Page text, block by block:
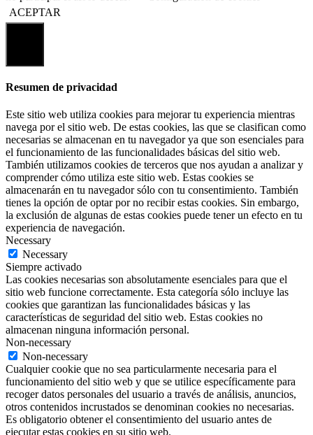
ACEPTAR
Resumen de privacidad
Este sitio web utiliza cookies para mejorar tu experiencia mientras
navega por el sitio web. De estas cookies, las que se clasifican como
necesarias se almacenan en tu navegador ya que son esenciales para
el funcionamiento de las funcionalidades básicas del sitio web.
También utilizamos cookies de terceros que nos ayudan a analizar y
comprender cómo utiliza este sitio web. Estas cookies se
almacenarán en tu navegador sólo con tu consentimiento. También
tienes la opción de optar por no recibir estas cookies. Sin embargo,
la exclusión de algunas de estas cookies puede tener un efecto en tu
experiencia de navegación.
Necessary
Necessary
Siempre activado
Las cookies necesarias son absolutamente esenciales para que el
sitio web funcione correctamente. Esta categoría sólo incluye las
cookies que garantizan las funcionalidades básicas y las
características de seguridad del sitio web. Estas cookies no
almacenan ninguna información personal.
Non-necessary
Non-necessary
Cualquier cookie que no sea particularmente necesaria para el
funcionamiento del sitio web y que se utilice específicamente para
recoger datos personales del usuario a través de análisis, anuncios,
otros contenidos incrustados se denominan cookies no necesarias.
Es obligatorio obtener el consentimiento del usuario antes de
ejecutar estas cookies en su sitio web.